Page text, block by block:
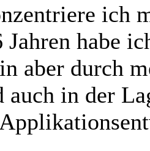
ich
Jahren habe
aber durch
auch in der